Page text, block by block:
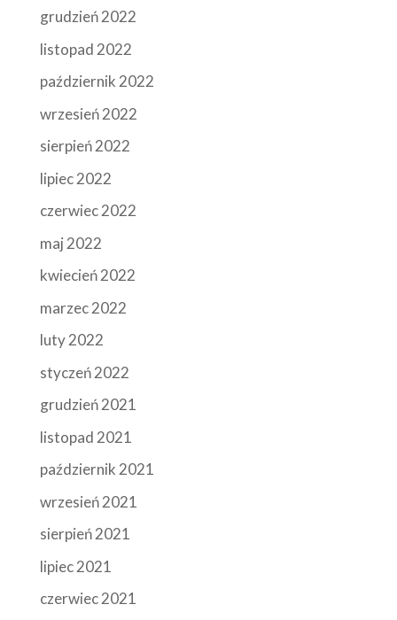
grudzień 2022
listopad 2022
październik 2022
wrzesień 2022
sierpień 2022
lipiec 2022
czerwiec 2022
maj 2022
kwiecień 2022
marzec 2022
luty 2022
styczeń 2022
grudzień 2021
listopad 2021
październik 2021
wrzesień 2021
sierpień 2021
lipiec 2021
czerwiec 2021